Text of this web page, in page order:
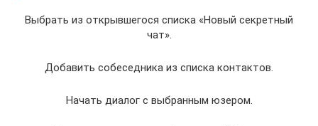
Выбрать из открывшегося списка «Новый секретный
чат».
Добавить собеседника из списка контактов.
Начать диалог с выбранным юзером.